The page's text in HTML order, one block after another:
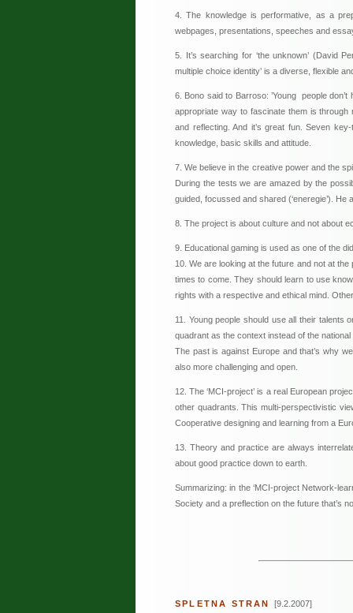
4. The knowledge is performative, as a
webpages, presentations, speeches and
5. It’s searching for ‘the unknown’ (David
multiple choice identity’ is a diverse, flexible
6. Bono said to Barroso: ’Young people
appropriate way to fascinate them is
and reflecting. And it’s great fun. Seven
knowledge, basic skills and attitude.
7. We believe in the creative power and the
During the tests we are amazed by the
guided, focussed and shared (‘eneregie’). He
8. The project is about culture and not about
9. Educational gaming is used as one of the
10. We are looking at the future and not at
times to come. They should learn to use
rights with a respective and ethical mind.
11. Young people should use all their talents
quadrant as the context instead of the
The past is against Europe and that’s why
also more challenging and open.
12. The ‘MCI-project’ is a real European
other quadrants. This multi-perspectivistic
Cooperative designing and learning from a
13. Theory and practice are always
about good practice down to earth.
Summarizing: in the ‘MCI-project Network-
Society and a preflection on the future that’s
SPLETNA STRAN [9.2.2007]